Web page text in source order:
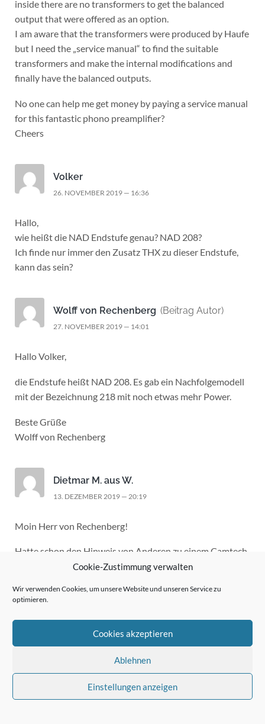
Cookie-Zustimmung verwalten
Wir verwenden Cookies, um unsere Website und unseren Service zu
optimieren.
Cookies akzeptieren
Ablehnen
Einstellungen anzeigen
inside there are no transformers to get the balanced
output that were offered as an option.
I am aware that the transformers were produced by Haufe
but I need the „service manual“ to find the suitable
transformers and make the internal modifications and
finally have the balanced outputs.
No one can help me get money by paying a service manual
for this fantastic phono preamplifier?
Cheers
Volker
26. NOVEMBER 2019 — 16:36
Hallo,
wie heißt die NAD Endstufe genau? NAD 208?
Ich finde nur immer den Zusatz THX zu dieser Endstufe,
kann das sein?
Wolff von Rechenberg (Beitrag Autor)
27. NOVEMBER 2019 — 14:01
Hallo Volker,
die Endstufe heißt NAD 208. Es gab ein Nachfolgemodell
mit der Bezeichnung 218 mit noch etwas mehr Power.
Beste Grüße
Wolff von Rechenberg
Dietmar M. aus W.
13. DEZEMBER 2019 — 20:19
Moin Herr von Rechenberg!
Hatte schon den Hinweis von Anderen zu einem Camtech
bekommen und dann ein wenig recherchiert.
ich den heutigen Kauf eines Camtech V-101 wohl
2. FEBRUAR 2020 — 16:45